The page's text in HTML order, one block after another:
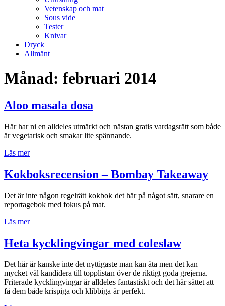
Vetenskap och mat
Sous vide
Tester
Knivar
Dryck
Allmänt
Månad: februari 2014
Aloo masala dosa
Här har ni en alldeles utmärkt och nästan gratis vardagsrätt som både
är vegetarisk och smakar lite spännande.
Läs mer”Aloo
dosa”
Kokboksrecension – Bombay Takeaway
Det är inte någon regelrätt kokbok det här på något sätt, snarare en
reportagebok med fokus på mat.
Läs mer”Kokboksrecension
Bombay
Takeaway”
Heta kycklingvingar med coleslaw
Det här är kanske inte det nyttigaste man kan äta men det kan
mycket väl kandidera till topplistan över de riktigt goda grejerna.
Friterade kycklingvingar är alldeles fantastiskt och det här sättet att
få dem både krispiga och klibbiga är perfekt.